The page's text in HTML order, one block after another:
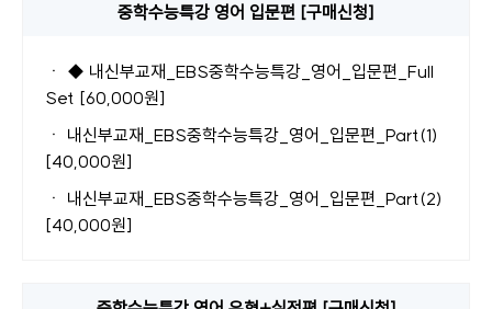
중학수능특강 영어 입문편 [구매신청]
ㆍ ◆ 내신부교재_EBS중학수능특강_영어_입문편_Full
Set [60,000원]
ㆍ 내신부교재_EBS중학수능특강_영어_입문편_Part(1)
[40,000원]
ㆍ 내신부교재_EBS중학수능특강_영어_입문편_Part(2)
[40,000원]